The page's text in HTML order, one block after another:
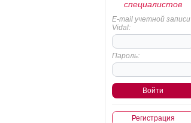
специалистов
E-mail учетной записи
Vidal:
Пароль:
Регистрация